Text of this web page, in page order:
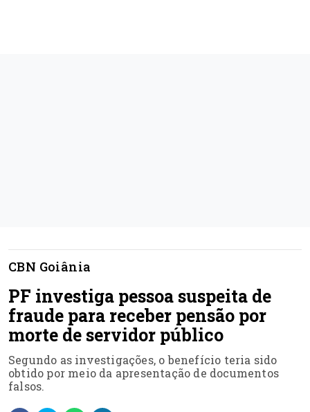
CBN Goiânia
PF investiga pessoa suspeita de
fraude para receber pensão por
morte de servidor público
Segundo as investigações, o benefício teria sido
obtido por meio da apresentação de documentos
falsos.